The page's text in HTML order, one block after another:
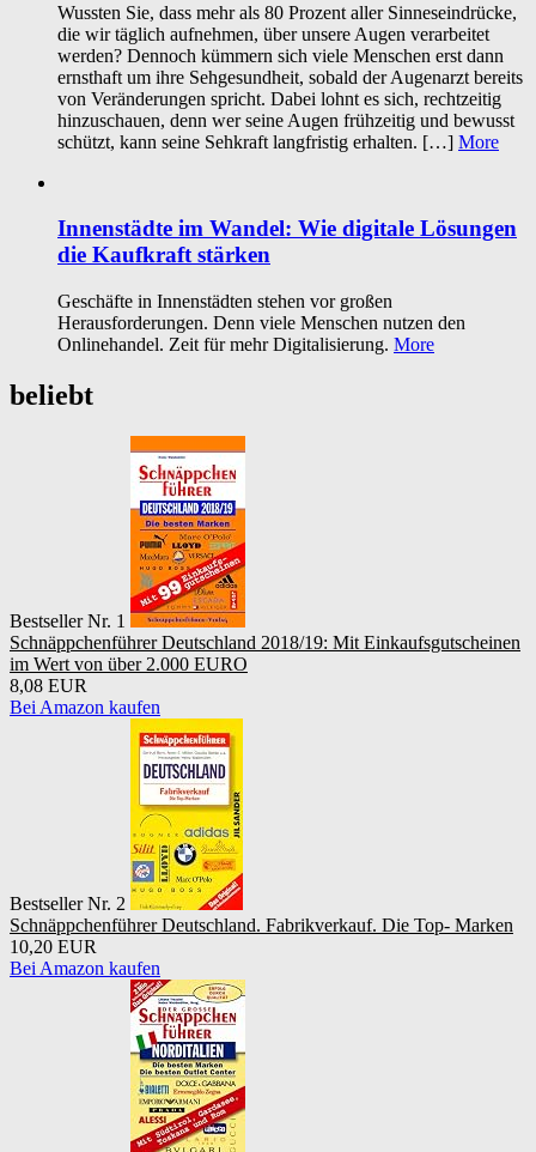
Wussten Sie, dass mehr als 80 Prozent aller Sinneseindrücke,
die wir täglich aufnehmen, über unsere Augen verarbeitet
werden? Dennoch kümmern sich viele Menschen erst dann
ernsthaft um ihre Sehgesundheit, sobald der Augenarzt bereits
von Veränderungen spricht. Dabei lohnt es sich, rechtzeitig
hinzuschauen, denn wer seine Augen frühzeitig und bewusst
schützt, kann seine Sehkraft langfristig erhalten. […] More
Innenstädte im Wandel: Wie digitale Lösungen
die Kaufkraft stärken
Geschäfte in Innenstädten stehen vor großen
Herausforderungen. Denn viele Menschen nutzen den
Onlinehandel. Zeit für mehr Digitalisierung. More
beliebt
Bestseller Nr. 1
Schnäppchenführer Deutschland 2018/19: Mit Einkaufsgutscheinen
im Wert von über 2.000 EURO
8,08 EUR
Bei Amazon kaufen
Bestseller Nr. 2
Schnäppchenführer Deutschland. Fabrikverkauf. Die Top- Marken
10,20 EUR
Bei Amazon kaufen